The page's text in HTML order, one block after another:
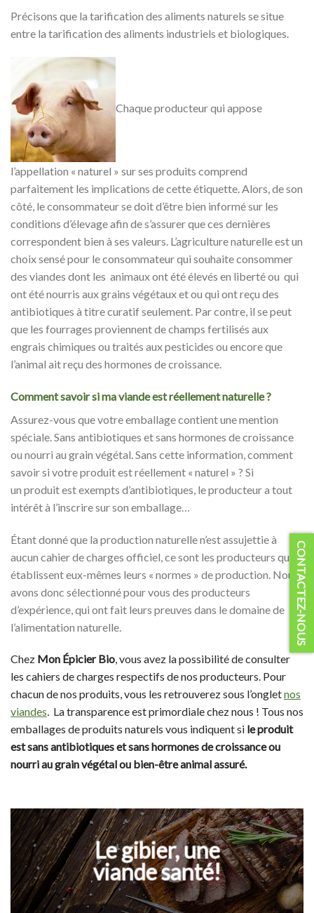
Précisons que la tarification des aliments naturels se situe
entre la tarification des aliments industriels et biologiques.
Chaque producteur qui appose
l’appellation « naturel » sur ses produits comprend
parfaitement les implications de cette étiquette. Alors, de son
côté, le consommateur se doit d’être bien informé sur les
conditions d’élevage afin de s’assurer que ces dernières
correspondent bien à ses valeurs. L’agriculture naturelle est un
choix sensé pour le consommateur qui souhaite consommer
des viandes dont les animaux ont été élevés en liberté ou qui
ont été nourris aux grains végétaux et ou qui ont reçu des
antibiotiques à titre curatif seulement. Par contre, il se peut
que les fourrages proviennent de champs fertilisés aux
engrais chimiques ou traités aux pesticides ou encore que
l’animal ait reçu des hormones de croissance.
Comment savoir si ma viande est réellement naturelle ?
Assurez-vous que votre emballage contient une mention
spéciale. Sans antibiotiques et sans hormones de croissance
ou nourri au grain végétal. Sans cette information, comment
savoir si votre produit est réellement « naturel » ? Si
un produit est exempts d’antibiotiques, le producteur a tout
intérêt à l’inscrire sur son emballage…
Étant donné que la production naturelle n’est assujettie à
aucun cahier de charges officiel, ce sont les producteurs qui
établissent eux-mêmes leurs « normes » de production. Nous
avons donc sélectionné pour vous des producteurs
d’expérience, qui ont fait leurs preuves dans le domaine de
l’alimentation naturelle.
Chez Mon Épicier Bio, vous avez la possibilité de consulter
les cahiers de charges respectifs de nos producteurs. Pour
chacun de nos produits, vous les retrouverez sous l’ongletnos
viandes. La transparence est primordiale chez nous ! Tous nos
emballages de produits naturels vous indiquent si le produit
est sans antibiotiques et sans hormones de croissance ou
nourri au grain végétal ou bien-être animal assuré.
Le gibier, une
viande santé!
CONTACTEZ-NOUS